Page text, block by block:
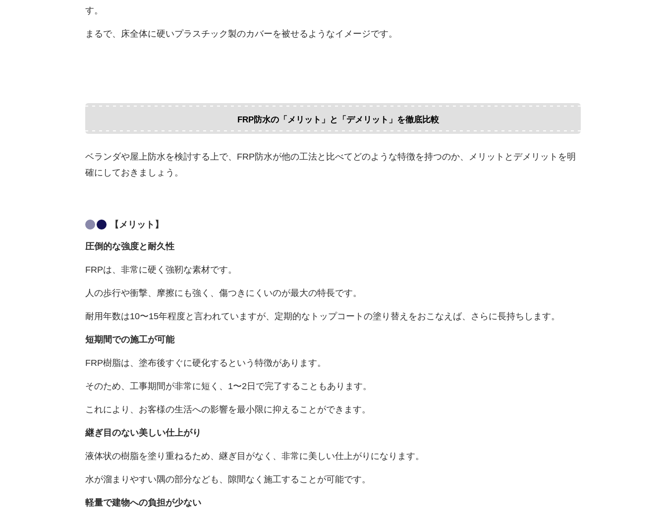
す。
まるで、床全体に硬いプラスチック製のカバーを被せるようなイメージです。
FRP防水の「メリット」と「デメリット」を徹底比較
ベランダや屋上防水を検討する上で、FRP防水が他の工法と比べてどのような特徴を持つのか、メリットとデメリットを明
確にしておきましょう。
【メリット】
圧倒的な強度と耐久性
FRPは、非常に硬く強靭な素材です。
人の歩行や衝撃、摩擦にも強く、傷つきにくいのが最大の特長です。
耐用年数は10〜15年程度と言われていますが、定期的なトップコートの塗り替えをおこなえば、さらに長持ちします。
短期間での施工が可能
FRP樹脂は、塗布後すぐに硬化するという特徴があります。
そのため、工事期間が非常に短く、1〜2日で完了することもあります。
これにより、お客様の生活への影響を最小限に抑えることができます。
継ぎ目のない美しい仕上がり
液体状の樹脂を塗り重ねるため、継ぎ目がなく、非常に美しい仕上がりになります。
水が溜まりやすい隅の部分なども、隙間なく施工することが可能です。
軽量で建物への負担が少ない